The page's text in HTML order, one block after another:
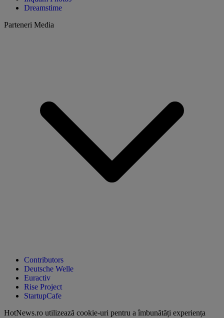
Dreamstime
Parteneri Media
Contributors
Deutsche Welle
Euractiv
Rise Project
StartupCafe
HotNews.ro utilizează cookie-uri pentru a îmbunătăți experiența